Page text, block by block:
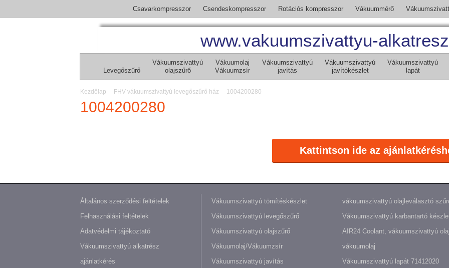
Csavarkompresszor Csendeskompresszor Rotációs kompresszor Vákuummérő
www.vakuumszivattyu-
Levegőszűrő
Vákuumszivattyú
olajszűrő
Vákuumolaj
Vákuumzsír
Vákuumszivattyú
javítás
Vákuumszivattyú
javítókészlet
Vákuumszivattyú
lapát
Kezdőlap FHV vákuumszivattyú levegőszűrő ház 1004200280
1004200280
Kattintson ide az
Általános szerződési feltételek
Felhasználási feltételek
Adatvédelmi tájékoztató
Vákuumszivattyú alkatrész
ajánlatkérés
Vákuumszivattyú tömítéskészlet
Vákuumszivattyú levegőszűrő
Vákuumszivattyú olajszűrő
Vákuumolaj/Vákuumzsír
Vákuumszivattyú javítás
vákuumszivattyú olajleválasztó
Vákuumszivattyú karbantartó
AIR24 Coolant, vákuumszivattyú
vákuumolaj
Vákuumszivattyú lapát 71412020